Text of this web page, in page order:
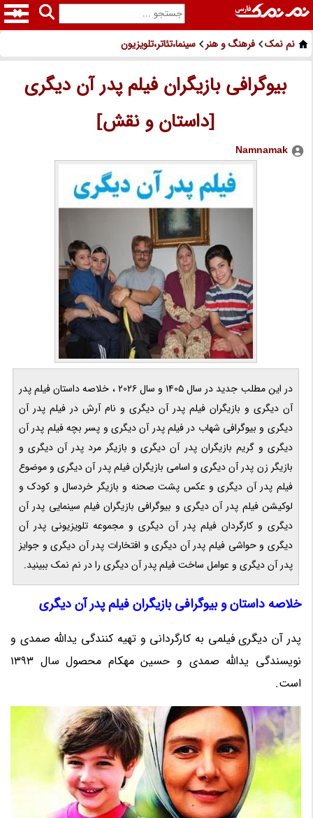
نم نمک فرهنگ و هنر سینما،تئاتر،تلویزیون
بیوگرافی بازیگران فیلم پدر آن دیگری
[داستان و نقش]
Namnamak
در این مطلب جدید در سال 1405 و سال 2026 ، خلاصه داستان فیلم پدر
آن دیگری و بازیگران فیلم پدر آن دیگری و نام آرش در فیلم پدر آن
دیگری و بیوگرافی شهاب در فیلم پدر آن دیگری و پسر بچه فیلم پدر آن
دیگری و گریم بازیگران پدر آن دیگری و بازیگر مرد پدر آن دیگری و
بازیگر زن پدر آن دیگری و اسامی بازیگران فیلم پدر آن دیگری و موضوع
فیلم پدر آن دیگری و عکس پشت صحنه و بازیگر خردسال و کودک و
لوکیشن فیلم پدر آن دیگری و بیوگرافی بازیگران فیلم سینمایی پدر آن
دیگری و کارگردان فیلم پدر آن دیگری و مجموعه تلویزیونی پدر آن
دیگری و حواشی فیلم پدر آن دیگری و افتخارات پدر آن دیگری و جوایز
پدر آن دیگری و عوامل ساخت فیلم پدر آن دیگری را در نم نمک ببینید.
خلاصه داستان و بیوگرافی بازیگران فیلم پدر آن دیگری
پدر آن دیگری فیلمی به کارگردانی و تهیه کنندگی یدالله صمدی و
نویسندگی یدالله صمدی و حسین مهکام محصول سال 1393
است.